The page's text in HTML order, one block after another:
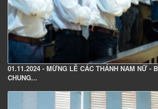
01.11.2024 - MỪNG LỄ CÁC THÁNH NAM NỮ -
CHUNG...